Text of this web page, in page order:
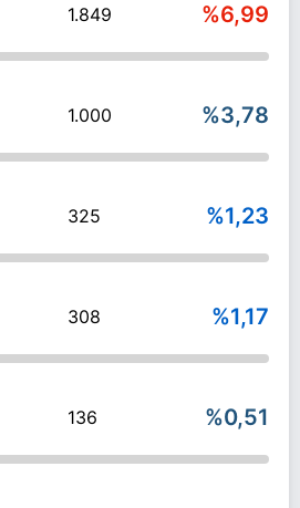
1.849 %6,99
1.000 %3,78
325 %1,23
308 %1,17
136 %0,51